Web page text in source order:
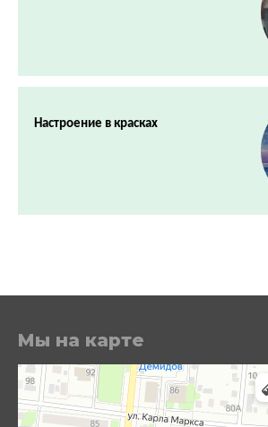
Настроение в красках
Мы на карте